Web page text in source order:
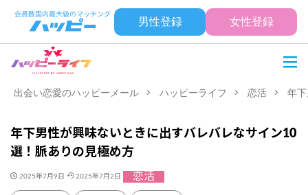
男性登録 女性登録
出会い恋愛のハッピーメール ハッピーライフ 恋活 年
年下男性が興味ないときに出すバレバレなサイン10
選！脈ありの見極め方
2025年7月9日 2025年7月2日 恋活